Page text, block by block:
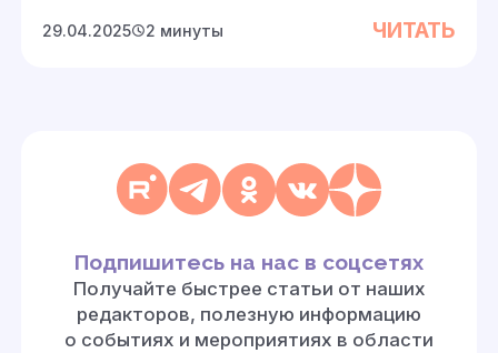
29.04.2025 2 минуты ЧИТАТЬ
Подпишитесь на нас в соцсетях
Получайте быстрее статьи от наших
редакторов, полезную информацию
о событиях и мероприятиях в области